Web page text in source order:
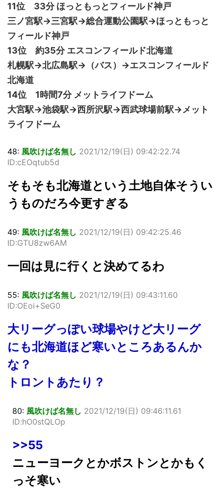
11位 33分 ほっともっとフィールド神戸
三ノ宮駅→三宮駅→総合運動公園駅→ほっともっと
フィールド神戸
13位 約35分 エスコンフィールド北海道
札幌駅→北広島駅→（バス）→エスコンフィールド
北海道
14位 1時間7分 メットライフドーム
大宮駅→池袋駅→西所沢駅→西武球場前駅→メット
ライフドーム
48: 風吹けば名無し 2021/12/19(日) 09:42:22.74
ID:cEOqtub5d
そもそも北海道という土地自体そうい
うものだろ今更すぎる
49: 風吹けば名無し 2021/12/19(日) 09:42:25.46
ID:GTU8zw6AM
一回は見に行くと決めてるわ
55: 風吹けば名無し 2021/12/19(日) 09:43:11.60
ID:OEoi+SeG0
大リーグっぽい球場やけど大リーグ
にも北海道ほど寒いところあるんか
な？
トロントあたり？
80: 風吹けば名無し 2021/12/19(日) 09:46:11.61
ID:hO0stQLOp
>>55
ニューヨークとかボストンとかもく
っそ寒い